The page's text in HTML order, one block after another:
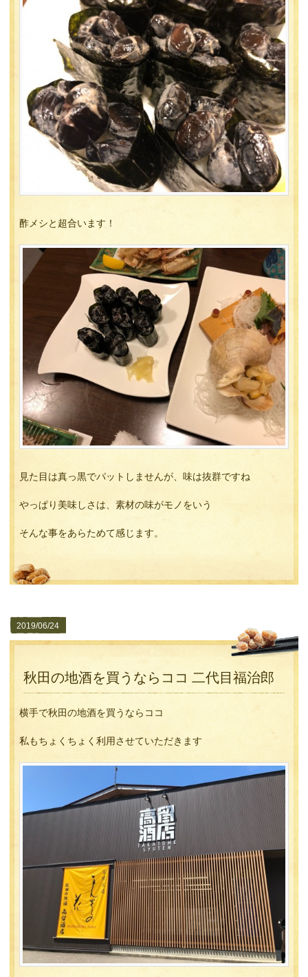
酢メシと超合います！
見た目は真っ黒でパットしませんが、味は抜群ですね
やっぱり美味しさは、素材の味がモノをいう
そんな事をあらためて感じます。
2019/06/24
秋田の地酒を買うならココ 二代目福治郎
横手で秋田の地酒を買うならココ
私もちょくちょく利用させていただきます